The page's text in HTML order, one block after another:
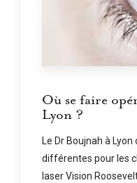
Où se faire
Lyon ?
Le Dr Boujnah à
différentes pour les
laser Vision